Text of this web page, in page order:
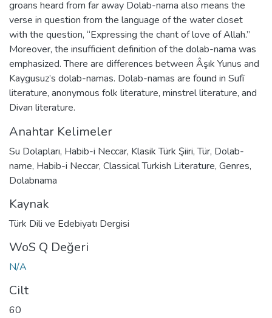
groans heard from far away Dolab-nama also means the
verse in question from the language of the water closet
with the question, “Expressing the chant of love of Allah.”
Moreover, the insufficient definition of the dolab-nama was
emphasized. There are differences between Âşık Yunus and
Kaygusuz’s dolab-namas. Dolab-namas are found in Sufī
literature, anonymous folk literature, minstrel literature, and
Divan literature.
Anahtar Kelimeler
Su Dolapları, Habib-i Neccar, Klasik Türk Şiiri,Tür, Dolab-
name, Habib-i Neccar, Classical Turkish Literature, Genres,
Dolabnama
Kaynak
Türk Dili ve Edebiyatı Dergisi
WoS Q Değeri
N/A
Cilt
60